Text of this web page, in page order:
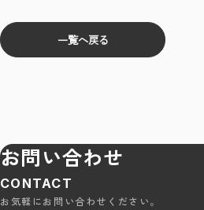
一覧へ戻る
お問い合わせ
CONTACT
お気軽にお問い合わせください。